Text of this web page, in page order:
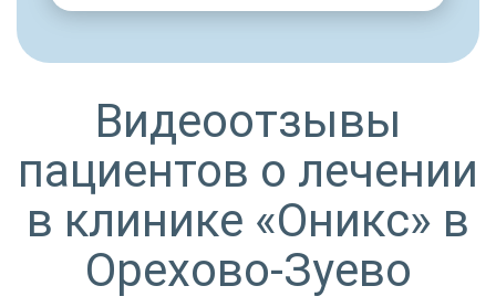
Видеоотзывы
пациентов о лечении
в клинике «Оникс» в
Орехово-Зуево